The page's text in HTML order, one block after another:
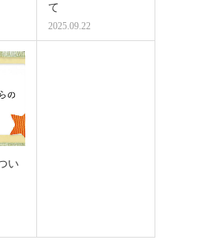
て
2025.09.22
い